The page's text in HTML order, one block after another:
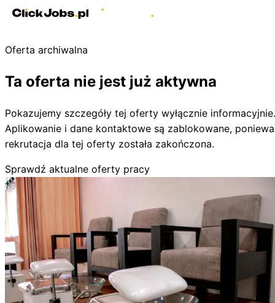
Oferta archiwalna
Ta oferta nie jest już aktywna
Pokazujemy szczegóły tej oferty wyłącznie informacyjnie.
Aplikowanie i dane kontaktowe są zablokowane,
rekrutacja dla tej oferty została zakończona.
Sprawdź aktualne oferty pracy